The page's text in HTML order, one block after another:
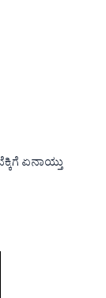
ಏನಾಯ್ತು